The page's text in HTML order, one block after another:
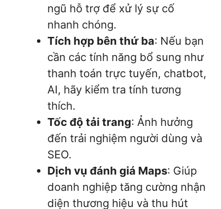
ngũ hỗ trợ để xử lý sự cố
nhanh chóng.
Tích hợp bên thứ ba: Nếu bạn
cần các tính năng bổ sung như
thanh toán trực tuyến, chatbot,
AI, hãy kiểm tra tính tương
thích.
Tốc độ tải trang: Ảnh hưởng
đến trải nghiệm người dùng và
SEO.
Dịch vụ đánh giá Maps: Giúp
doanh nghiệp tăng cường nhận
diện thương hiệu và thu hút